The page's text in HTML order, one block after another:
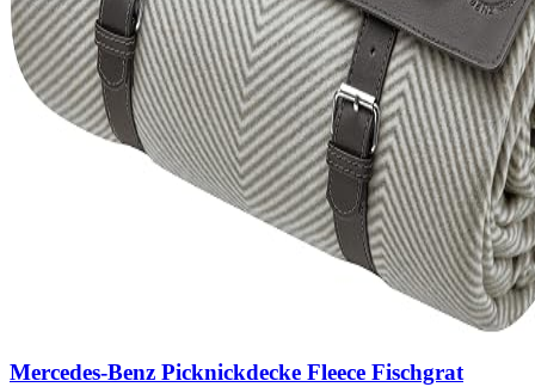
Mercedes-Benz Picknickdecke Fleece Fischgrat